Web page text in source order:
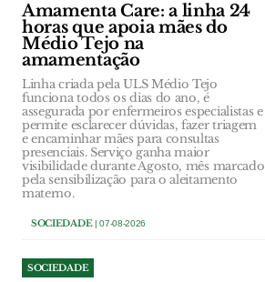
Amamenta Care: a linha 24
horas que apoia mães do
Médio Tejo na
amamentação
Linha criada pela ULS Médio Tejo
funciona todos os dias do ano, é
assegurada por enfermeiros especialistas e
permite esclarecer dúvidas, fazer triagem
e encaminhar mães para consultas
presenciais. Serviço ganha maior
visibilidade durante Agosto, mês marcado
pela sensibilização para o aleitamento
materno.
SOCIEDADE| 07-08-2026
SOCIEDADE